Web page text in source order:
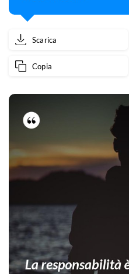
Scarica
Copia